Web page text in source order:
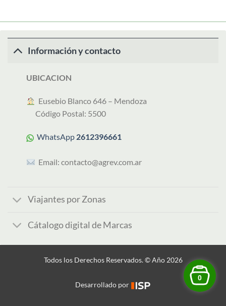
Información y contacto
UBICACION
︎ Eusebio Blanco 646 – Mendoza
Código Postal: 5500
WhatsApp 2612396661
Email:contacto@agrev.com.ar
Viajantes por Zonas
Cátalogo digital de Marcas
Todos los Derechos Reservados. © Año 2026
Desarrollado por
0